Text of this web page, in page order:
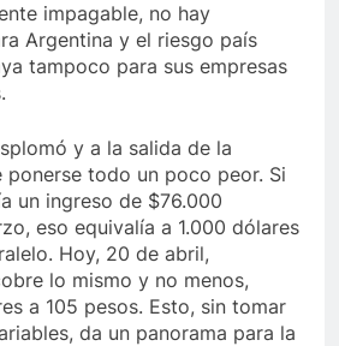
impagable, no hay
Argentina y el riesgo país
tampoco para sus empresas
y a la salida de la
ponerse todo un poco peor. Si
un ingreso de $76.000
eso equivalía a 1.000 dólares
Hoy, 20 de abril,
lo mismo y no menos,
a 105 pesos. Esto, sin tomar
da un panorama para la